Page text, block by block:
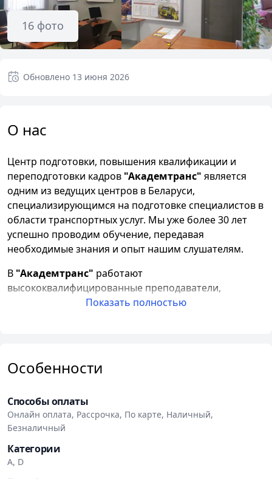
16 фото
Обновлено 13 июня 2026
О нас
Центр подготовки, повышения квалификации и
переподготовки кадров "Академтранс" является
одним из ведущих центров в Беларуси,
специализирующимся на подготовке специалистов в
области транспортных услуг. Мы уже более 30 лет
успешно проводим обучение, передавая
необходимые знания и опыт нашим слушателям.
В "Академтранс" работают
высококвалифицированные преподаватели,
включающие в себя сотрудников Министерства
вопросы и проблемы наших слушателей.
для обучения. Занятия проводятся в современных
аудиториях, оборудованных стендами, проекторами,
современными компьютерами и ноутбуками. Также
мы проводим практические занятия на действующих
предприятиях, таких как Белмагистральавтотранс,
Показать полностью
Особенности
Способы оплаты
Онлайн оплата, Рассрочка, По карте, Наличный,
Безналичный
Категории
A, D